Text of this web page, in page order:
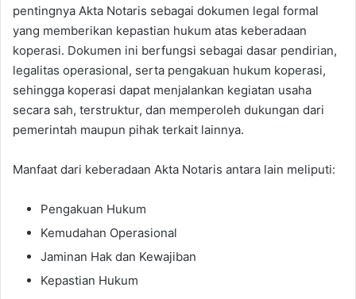
pentingnya Akta Notaris sebagai dokumen legal formal
yang memberikan kepastian hukum atas keberadaan
koperasi. Dokumen ini berfungsi sebagai dasar pendirian,
legalitas operasional, serta pengakuan hukum koperasi,
sehingga koperasi dapat menjalankan kegiatan usaha
secara sah, terstruktur, dan memperoleh dukungan dari
pemerintah maupun pihak terkait lainnya.
Manfaat dari keberadaan Akta Notaris antara lain meliputi:
Pengakuan Hukum
Kemudahan Operasional
Jaminan Hak dan Kewajiban
Kepastian Hukum